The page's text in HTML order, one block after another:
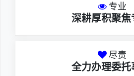
专业
深耕厚积聚焦
尽责
全力办理委托